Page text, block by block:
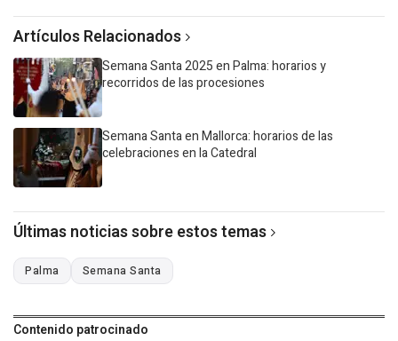
Artículos Relacionados
Semana Santa 2025 en Palma: horarios y
recorridos de las procesiones
Semana Santa en Mallorca: horarios de las
celebraciones en la Catedral
Últimas noticias sobre estos temas
Palma Semana Santa
Contenido patrocinado